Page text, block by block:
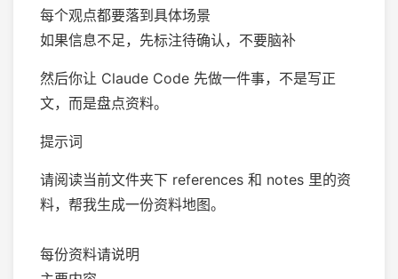
每个观点都要落到具体场景
如果信息不足，先标注待确认，不要脑补
然后你让 Claude Code 先做一件事，不是写正
文，而是盘点资料。
提示词
请阅读当前文件夹下 references 和 notes 里的资
料，帮我生成一份资料地图。
每份资料请说明